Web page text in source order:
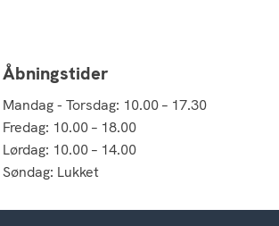
Åbningstider
Mandag - Torsdag: 10.00 – 17.30
Fredag: 10.00 – 18.00
Lørdag: 10.00 – 14.00
Søndag: Lukket